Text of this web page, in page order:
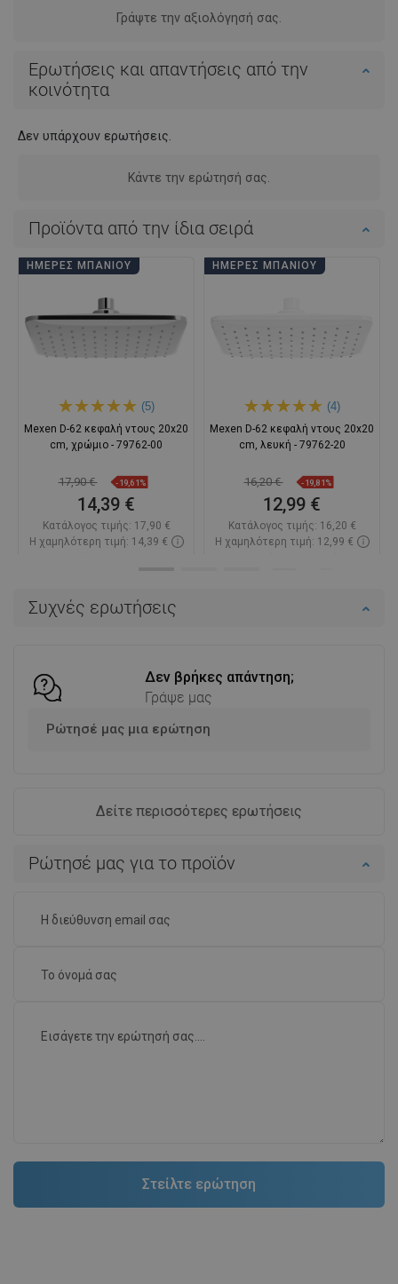
Συχνές ερωτήσεις
Δεν βρήκες απάντηση;
Γράψε μας
Ρώτησέ μας μια ερώτηση
Δείτε περισσότερες ερωτήσεις
Γράψτε την αξιολόγησή σας.
Ερωτήσεις και απαντήσεις από την
κοινότητα
Δεν υπάρχουν ερωτήσεις.
Κάντε την ερώτησή σας.
Ρώτησέ μας για το προϊόν
Προϊόντα από την ίδια σειρά
ΗΜΈΡΕΣ ΜΠΆΝΙΟΥ
(5)
Mexen D-62 κεφαλή ντους 20x20
cm, χρώμιο - 79762-00
17,90 € -19,61%
14,39 €
Κατάλογος τιμής: 17,90 €
Η χαμηλότερη τιμή: 14,39 €
ΗΜΈΡΕΣ ΜΠΆΝΙΟΥ
(4)
Mexen D-62 κεφαλή ντους 20x20
cm, λευκή - 79762-20
16,20 € -19,81%
12,99 €
Κατάλογος τιμής: 16,20 €
Η χαμηλότερη τιμή: 12,99 €